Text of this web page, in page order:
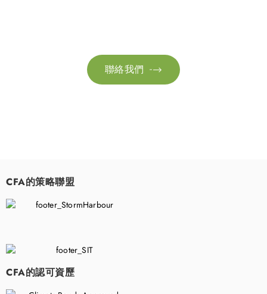

聯絡我們
CFA的策略聯盟
CFA的認可資歷